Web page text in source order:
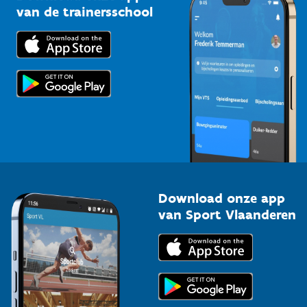
Bedrijven
Trainers en begeleiders
Topsporters
Downloads
Voor de pers
van de trainersschool
Download onze app
van Sport Vlaanderen